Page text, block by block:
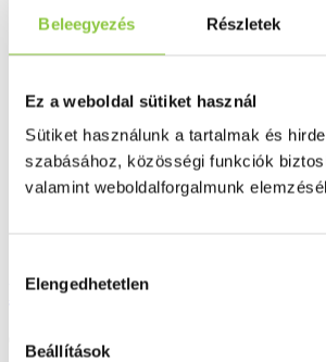
Beleegyezés Részletek
Ez a weboldal sütiket használ
Sütiket használunk a tartalmak és
szabásához, közösségi funkciók
valamint weboldalforgalmunk
kiválasztása
Elengedhetetlen
Beállítások
Babé szemkörnyék ápoló
6 081 Ft